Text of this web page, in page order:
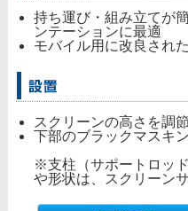
持ち運び・組み立てが
ンテーションに最適
モバイル用に改良され
スクリーンの高さを調
下部のブラックマスキ
※支柱（サポートロッ
や形状は、スクリーン